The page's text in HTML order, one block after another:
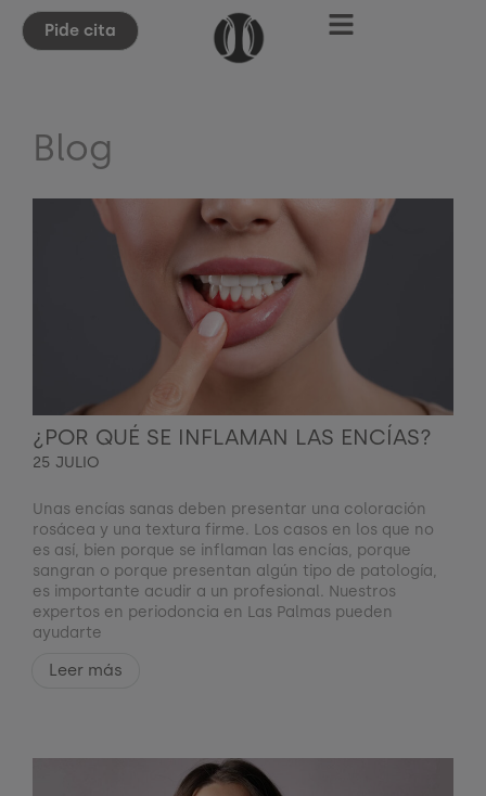
Pide cita
Blog
¿POR QUÉ SE INFLAMAN LAS ENCÍAS?
25 JULIO
Unas encías sanas deben presentar una coloración
rosácea y una textura firme. Los casos en los que no
es así, bien porque se inflaman las encías, porque
sangran o porque presentan algún tipo de patología,
es importante acudir a un profesional. Nuestros
expertos en periodoncia en Las Palmas pueden
ayudarte
Leer más